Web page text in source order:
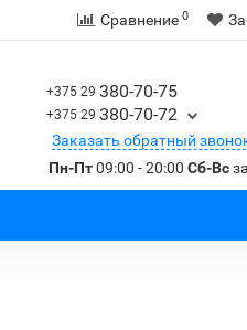
Сравнение 0
+375 29 380-70-75
+375 29 380-70-72
Заказать обратный
Пн-Пт09:00 - 20:00 Сб-Вс